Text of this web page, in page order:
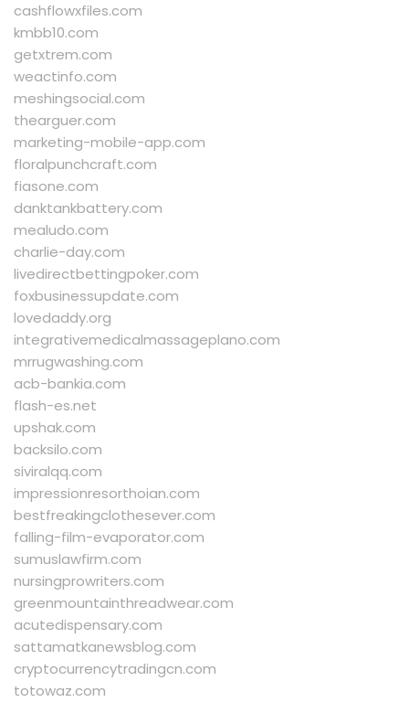
cashflowxfiles.com
kmbb10.com
getxtrem.com
weactinfo.com
meshingsocial.com
thearguer.com
marketing-mobile-app.com
floralpunchcraft.com
fiasone.com
danktankbattery.com
mealudo.com
charlie-day.com
livedirectbettingpoker.com
foxbusinessupdate.com
lovedaddy.org
integrativemedicalmassageplano.com
mrrugwashing.com
acb-bankia.com
flash-es.net
upshak.com
backsilo.com
siviralqq.com
impressionresorthoian.com
bestfreakingclothesever.com
falling-film-evaporator.com
sumuslawfirm.com
nursingprowriters.com
greenmountainthreadwear.com
acutedispensary.com
sattamatkanewsblog.com
cryptocurrencytradingcn.com
totowaz.com